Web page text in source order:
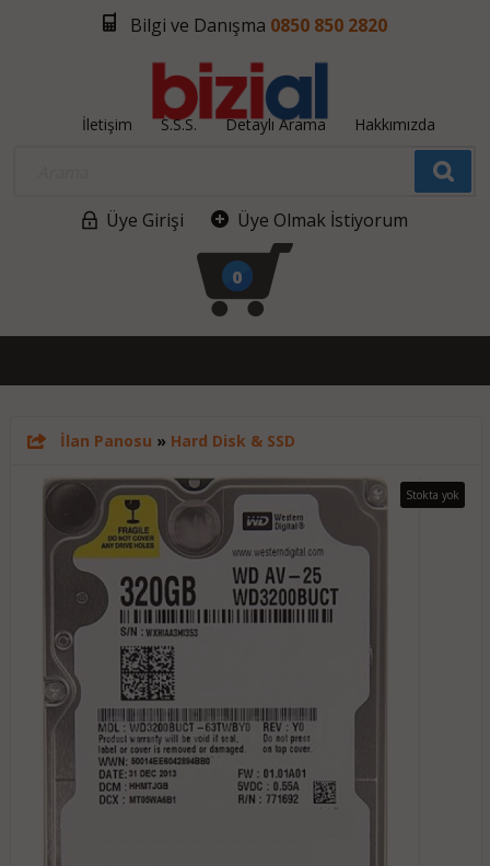
Bilgi ve Danışma 0850 850 2820
İletişim S.S.S. Detaylı Arama Hakkımızda
Üye Girişi Üye Olmak İstiyorum
0
İlan Panosu » Hard Disk & SSD
Stokta yok